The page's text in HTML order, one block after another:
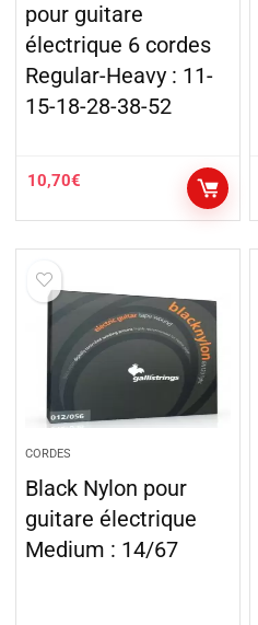
pour guitare
électrique 6 cordes
Regular-Heavy : 11-
15-18-28-38-52
10,70€
CORDES
Black Nylon pour
guitare électrique
Medium : 14/67